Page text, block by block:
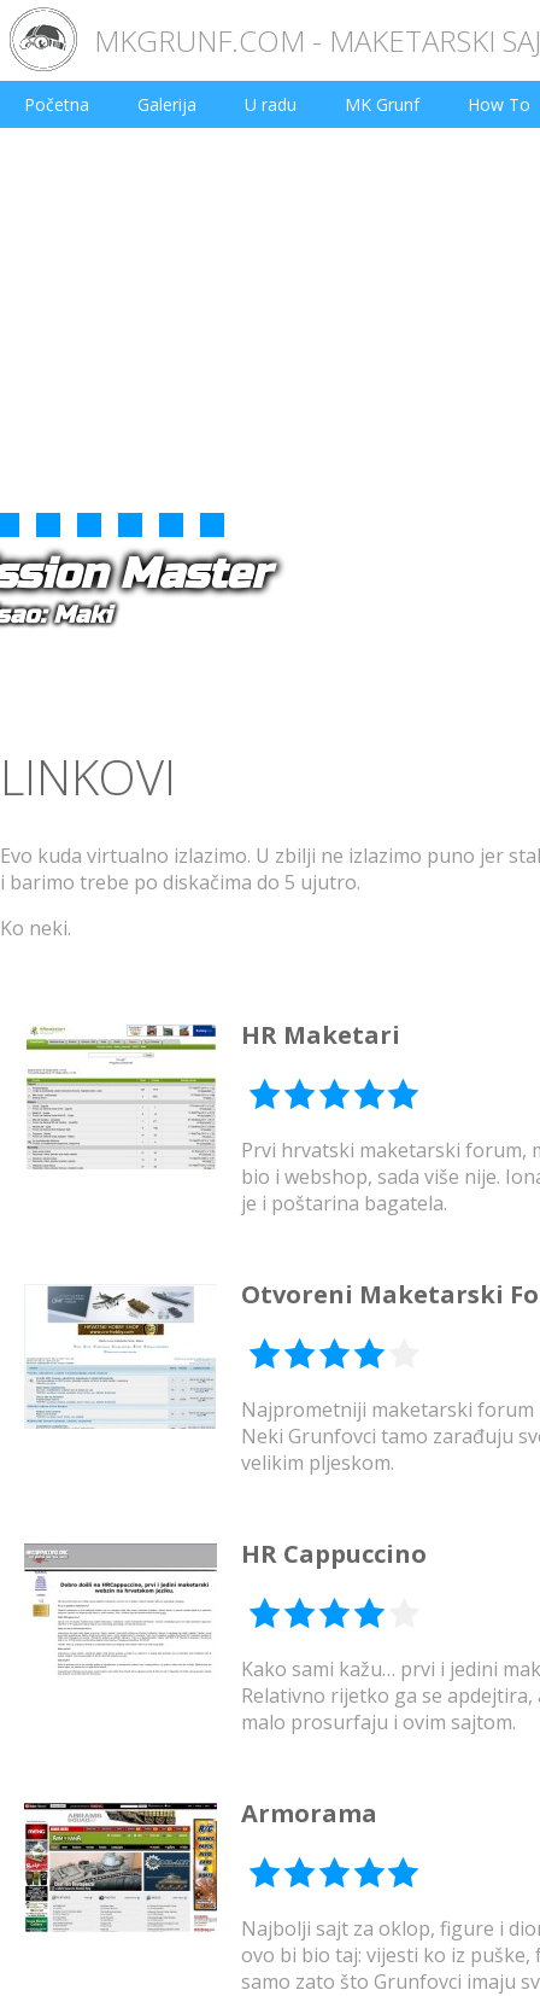
MKGRUNF.COM - MAKETARSKI
Početna Galerija U radu MK Grunf How To
Master
Maki
LINKOVI
Evo kuda virtualno izlazimo. U zbilji ne izlazimo puno jer
i barimo trebe po diskačima do 5 ujutro.
Ko neki.
HR Maketari
Prvi hrvatski maketarski forum,
bio i webshop, sada više nije.
je i poštarina bagatela.
Otvoreni Maketarski
Najprometniji maketarski forum
Neki Grunfovci tamo zarađuju
velikim pljeskom.
HR Cappuccino
Kako sami kažu… prvi i jedini
Relativno rijetko ga se apdejtira,
malo prosurfaju i ovim sajtom.
Armorama
Najbolji sajt za oklop, figure i
ovo bi bio taj: vijesti ko iz
samo zato što Grunfovci imaju